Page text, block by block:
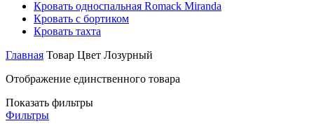
Кровать односпальная Romack Miranda
Кровать с бортиком
Кровать тахта
Главная Товар Цвет Лозурный
Отображение единственного товара
Показать фильтры
Фильтры